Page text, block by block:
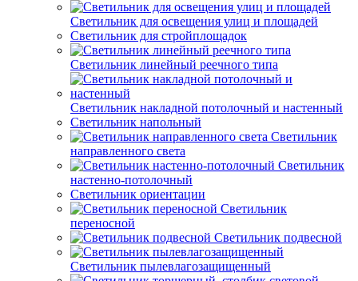
Светильник для освещения улиц и площадей
Светильник для стройплощадок
Светильник линейный реечного типа
Светильник накладной потолочный и настенный
Светильник напольный
Светильник
направленного света
Светильник
настенно-потолочный
Светильник ориентации
Светильник
переносной
Светильник подвесной
Светильник пылевлагозащищенный